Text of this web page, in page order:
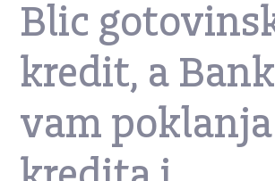
Blic
kredit, a
vam